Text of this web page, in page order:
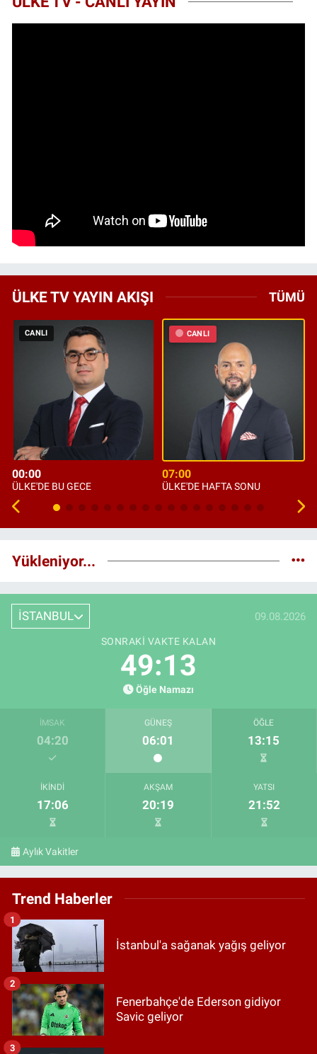
ÜLKE TV YAYIN AKIŞI TÜMÜ
CANLI
00:00
ÜLKE'DE BU GECE
CANLI
07:00
ÜLKE'DE HAFTA SONU
Yükleniyor...
İSTANBUL 09.08.2026
SONRAKI VAKTE KALAN
49:12
Öğle Namazı
İMSAK
04:20
GÜNEŞ
06:01
ÖĞLE
13:15
İKINDI
17:06
AKŞAM
20:19
YATSI
21:52
Aylık Vakitler
Trend Haberler
İstanbul'a sağanak yağış geliyor
1
Fenerbahçe'de Ederson gidiyor
Savic geliyor
2
3